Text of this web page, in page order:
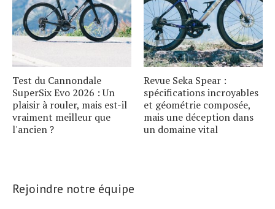
Test du Cannondale
SuperSix Evo 2026 : Un
plaisir à rouler, mais est-il
vraiment meilleur que
l'ancien ?
Revue Seka Spear :
spécifications incroyables
et géométrie composée,
mais une déception dans
un domaine vital
Rejoindre notre équipe